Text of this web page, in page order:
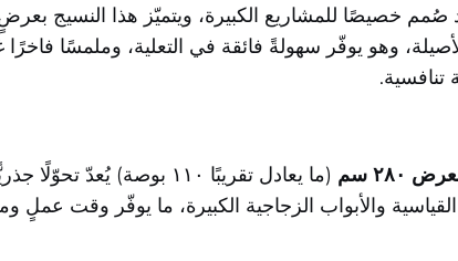
وهو يوفّر سهولةً فائقة في التعلية، وملمسًا فاخرًا
تنافسية.
٢٨٠ سم (ما يعادل تقريبًا ١١٠ بوصة) يُعدّ تحوّلًا جذريًّا في عالم
والأبواب الزجاجية الكبيرة، ما يوفّر وقت عملٍ